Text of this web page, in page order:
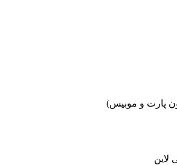
پارت و موبیس)
لاین